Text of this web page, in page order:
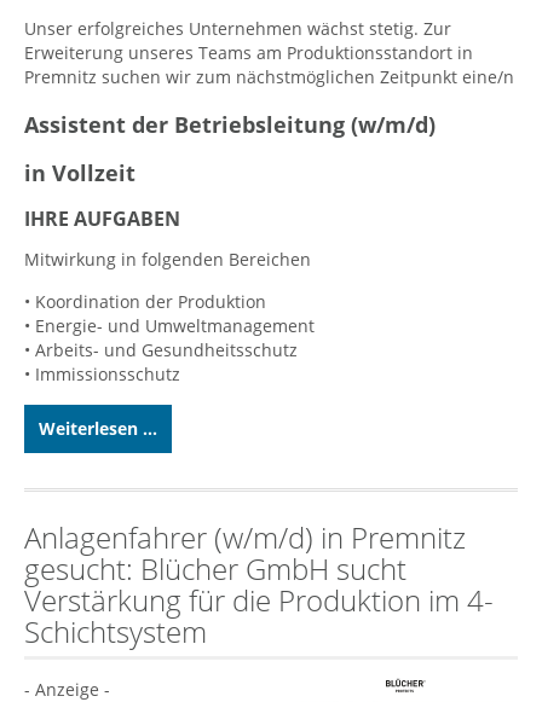
Unser erfolgreiches Unternehmen wächst stetig. Zur
Erweiterung unseres Teams am Produktionsstandort in
Premnitz suchen wir zum nächstmöglichen Zeitpunkt eine/n
Assistent der Betriebsleitung (w/m/d)
in Vollzeit
IHRE AUFGABEN
Mitwirkung in folgenden Bereichen
• Koordination der Produktion
• Energie- und Umweltmanagement
• Arbeits- und Gesundheitsschutz
• Immissionsschutz
Weiterlesen ...
Anlagenfahrer (w/m/d) in Premnitz
gesucht: Blücher GmbH sucht
Verstärkung für die Produktion im 4-
Schichtsystem
- Anzeige -